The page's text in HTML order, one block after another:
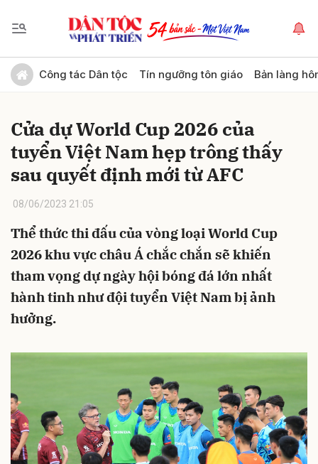
Công tác Dân tộc Tín ngưỡng tôn giáo Bản làng
Cửa dự World Cup 2026 của
tuyển Việt Nam hẹp trông thấy
sau quyết định mới từ AFC
08/06/2023 21:05
Thể thức thi đấu của vòng loại World Cup
2026 khu vực châu Á chắc chắn sẽ khiến
tham vọng dự ngày hội bóng đá lớn nhất
hành tinh như đội tuyển Việt Nam bị ảnh
hưởng.
Gửi bình luận